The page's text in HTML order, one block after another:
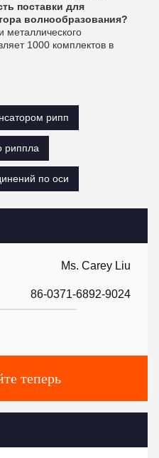
Ms. Carey Liu
86-0371-6892-9024
теперь
поставки для
волнообразования?
металлического
1000 комплектов в
рипп
риппла
по оси